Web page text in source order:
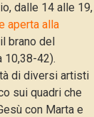
dalle 14 alle 19,
aperta alla
brano del
10,38-42).
di diversi artisti
sui quadri che
con Marta e